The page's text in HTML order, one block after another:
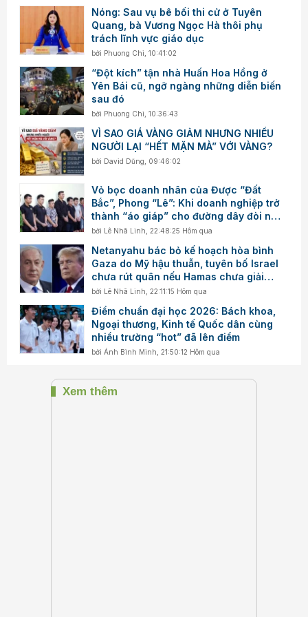
Nóng: Sau vụ bê bối thi cử ở Tuyên
Quang, bà Vương Ngọc Hà thôi phụ
trách lĩnh vực giáo dục
bởi Phuong Chi ,10:41:02
“Đột kích” tận nhà Huấn Hoa Hồng ở
Yên Bái cũ, ngỡ ngàng những diễn biến
sau đó
bởi Phuong Chi ,10:36:43
VÌ SAO GIÁ VÀNG GIẢM NHƯNG NHIỀU
NGƯỜI LẠI “HẾT MẶN MÀ” VỚI VÀNG?
bởi David Dũng 09:46:02
Vỏ bọc doanh nhân của Được “Đất
Bắc”, Phong “Lê”: Khi doanh nghiệp trở
thành “áo giáp” cho đường dây đòi nợ
thuê
bởi Lê Nhã Linh ,22:48:25 Hôm qua
Netanyahu bác bỏ kế hoạch hòa bình
Gaza do Mỹ hậu thuẫn, tuyên bố Israel
chưa rút quân nếu Hamas chưa giải
giáp
bởi Lê Nhã Linh ,22:11:15 Hôm qua
Điểm chuẩn đại học 2026: Bách khoa,
Ngoại thương, Kinh tế Quốc dân cùng
nhiều trường “hot” đã lên điểm
bởiÁnh Bình Minh ,21:50:12 Hôm qua